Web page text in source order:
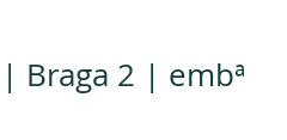
Braga 2 | embª